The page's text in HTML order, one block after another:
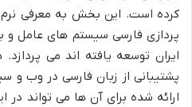
کرده است. این بخش به معرفی نرم
پردازی فارسی سیستم های عامل و
ایران توسعه یافته اند می
پشتیبانی از زبان فارسی در وب
ارائه شده برای آن ها می تواند در